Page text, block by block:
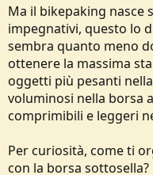
Ma il bikepaking
impegnativi, questo lo
sembra quanto meno
ottenere la massima
oggetti più pesanti
voluminosi nella borsa
comprimibili e leggeri
Per curiosità, come ti
con la borsa sottosella?